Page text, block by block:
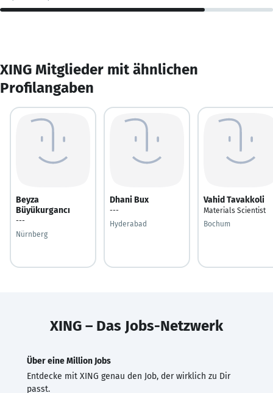
XING Mitglieder mit ähnlichen
Profilangaben
Beyza
Büyükurgancı
---
Nürnberg
Dhani Bux
---
Hyderabad
Vahid Tavakkoli
Materials Scientist
Bochum
XING – Das Jobs-Netzwerk
Über eine Million Jobs
Entdecke mit XING genau den Job, der wirklich zu Dir
passt.